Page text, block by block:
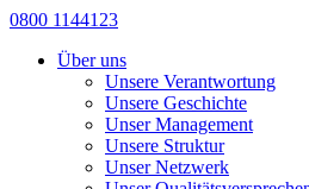
0800 1144123
Über uns
Unsere Verantwortung
Unsere Geschichte
Unser Management
Unsere Struktur
Unser Netzwerk